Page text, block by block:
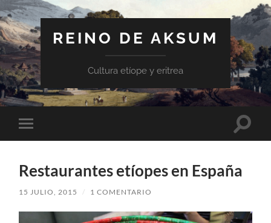
REINO DE AKSUM
Cultura etíope y eritrea
Alternar
el
Restaurantes etíopes en España
15 JULIO, 2015 / 1 COMENTARIO